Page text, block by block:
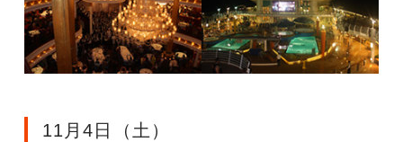
11月4日（土）